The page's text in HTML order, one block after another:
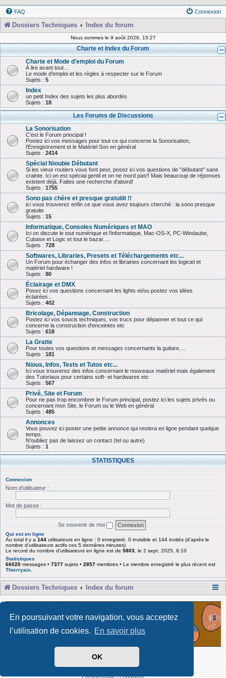
En poursuivant votre navigation, vous acceptez
l’utilisation de cookies. En savoir plus
OK
FAQ Connexion
Dossiers Techniques Index du forum
Nous sommes le 9 août 2026, 15:27
Charte et Index du Forum
Charte et Mode d'emploi du Forum
À lire avant tout...
Le mode d'emploi et les règles à respecter sur le Forum
Sujets : 5
Index
un petit Index des sujets les plus abordés
Sujets : 18
Les Forums de Discussions
La Sonorisation
C'est le Forum principal !
Postez ici vos messages pour tout ce qui concerne la Sonorisation,
l'Enregistrement et le Matériel Son en général
Sujets : 2414
Spécial Nioubie Débutant
Si les vieux routiers vous font peur, posez ici vos questions de "débutant" sans
crainte. Ici on est spécial gentil et on ne mord pas!! Mais beaucoup de réponses
existent déjà. Faites une recherche d'abord!
Sujets : 1755
Sono pas chère et presque gratuiiit !!
ici vous trouverez enfin ce que vous avez toujours cherché : la sono presque
gratuite
Sujets : 15
Informatique, Consoles Numériques et MAO
Ici on discute le tout numérique et l'informatique, Mac-OS-X, PC-Windaube,
Cubase et Logic et tout le bazar.....
Sujets : 728
Softwares, Libraries, Presets et Téléchargements etc...
Un Forum pour échanger des infos et librairies concernant les logiciel et
matériel hardware !
Sujets : 80
Éclairage et DMX
Posez ici vos questions concernant les lights et/ou postez vos idées
éclairées...
Sujets : 402
Bricolage, Dépannage, Construction
Postez ici vos soucis techniques, vos trucs pour dépanner et tout ce qui
concerne la construction d'enceintes etc
Sujets : 618
La Gratte
Pour toutes vos questions et messages concernants la guitare....
Sujets : 181
Nious, Infos, Tests et Tutos etc...
Ici vous trouverez des infos concernant le nouveaux matériel mais également
des Tutoriaux pour certains soft- et hardwares etc
Sujets : 567
Privé, Site et Forum
Pour ne pas trop encombrer le Forum principal, postez ici les sujets privés ou
concernant mon Site, le Forum ou le Web en général
Sujets : 485
Annonces
Vous pouvez ici poster une petite annonce qui restera en ligne pendant quelque
temps.
N'oubliez pas de laissez un contact (tel ou autre)
Sujets : 1
STATISTIQUES
Connexion
Nom d’utilisateur :
Mot de passe :
Se souvenir de moi
Qui est en ligne
Au total il y a 144 utilisateurs en ligne : 0 enregistré, 0 invisible et 144 invités (d’après le
nombre d’utilisateurs actifs ces 5 dernières minutes)
Le record du nombre d’utilisateurs en ligne est de 5803 , le 2 sept. 2025, 6:10
Statistiques
66020 messages • 7377 sujets • 2857 membres • Le membre enregistré le plus récent est
Thierryaix
Dossiers Techniques Index du forum
Développé par Forum Software © phpBB Limited
Traduit par phpBB-fr
Confidentialité|Conditions